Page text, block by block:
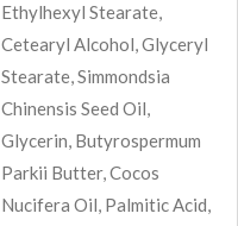
Ethylhexyl Stearate,
Cetearyl Alcohol, Glyceryl
Stearate, Simmondsia
Chinensis Seed Oil,
Glycerin, Butyrospermum
Parkii Butter, Cocos
Nucifera Oil, Palmitic Acid,